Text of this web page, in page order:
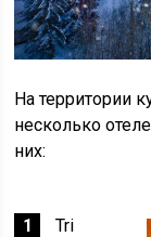
На территории
несколько
них:
Tri